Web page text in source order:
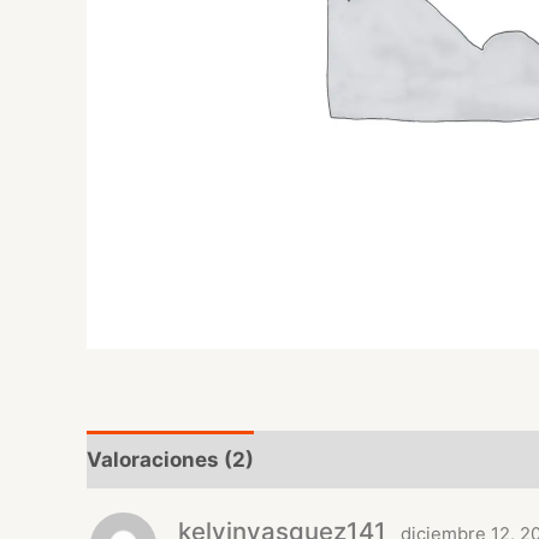
Valoraciones (2)
kelvinvasquez141 diciembre 12,